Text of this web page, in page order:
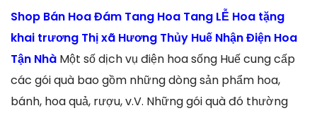
Shop Bán Hoa Đám Tang Hoa Tang LỄ Hoa tặng
khai trương Thị xã Hương Thủy Huế Nhận Điện Hoa
Tận Nhà Một số dịch vụ điện hoa sống Huế cung cấp
các gói quà bao gồm những dòng sản phẩm hoa,
bánh, hoa quả, rượu, v.V. Những gói quà đó thường